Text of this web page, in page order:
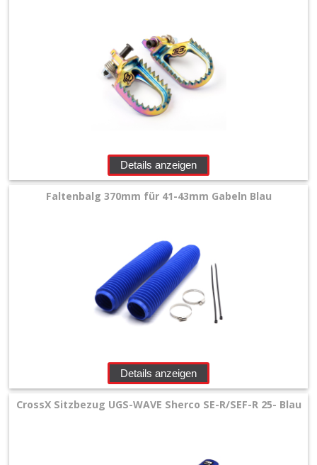
Details anzeigen
Faltenbalg 370mm für 41-43mm Gabeln Blau
Details anzeigen
CrossX Sitzbezug UGS-WAVE Sherco SE-R/SEF-R 25- Blau